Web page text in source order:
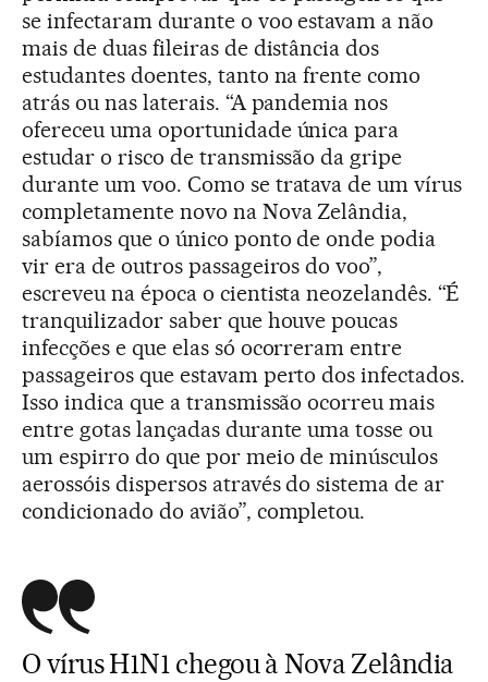
se infectaram durante o voo estavam a não
mais de duas fileiras de distância dos
estudantes doentes, tanto na frente como
atrás ou nas laterais. “A pandemia nos
ofereceu uma oportunidade única para
estudar o risco de transmissão da gripe
durante um voo. Como se tratava de um vírus
completamente novo na Nova Zelândia,
sabíamos que o único ponto de onde podia
vir era de outros passageiros do voo”,
escreveu na época o cientista neozelandês. “É
tranquilizador saber que houve poucas
infecções e que elas só ocorreram entre
passageiros que estavam perto dos infectados.
Isso indica que a transmissão ocorreu mais
entre gotas lançadas durante uma tosse ou
um espirro do que por meio de minúsculos
aerossóis dispersos através do sistema de ar
condicionado do avião”, completou.
O vírus H1N1 chegou à Nova Zelândia